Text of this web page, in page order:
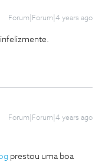
Forum|Forum|4 years ago
Forum|Forum|4 years ago
prestou uma boa